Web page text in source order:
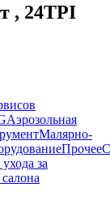
, 24TPI
Аэрозольная
Малярно-
Прочее
за